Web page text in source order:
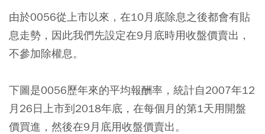
由於0056從上市以來，在10月底除息之後都會有貼
息走勢，因此我們先設定在9月底時用收盤價賣出，
不參加除權息。
下圖是0056歷年來的平均報酬率，統計自2007年12
月26日上市到2018年底，在每個月的第1天用開盤
價買進，然後在9月底用收盤價賣出。